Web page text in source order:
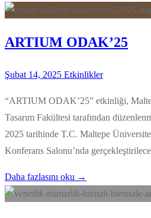
ARTIUM ODAK’25
Şubat 14, 2025 Etkinlikler
“ARTIUM ODAK’25” etkinliği,
Tasarım Fakültesi tarafından
2025 tarihinde T.C. Maltepe
Konferans Salonu’nda
Daha fazlasını oku →